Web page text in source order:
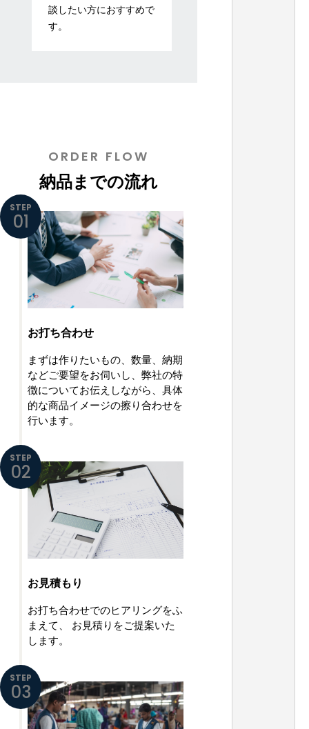
談したい方におすすめで
す。
ORDER FLOW
納品までの流れ
STEP
01
お打ち合わせ
まずは作りたいもの、数量、納期
などご要望をお伺いし、弊社の特
徴についてお伝えしながら、具体
的な商品イメージの擦り合わせを
行います。
STEP
02
お見積もり
お打ち合わせでのヒアリングをふ
まえて、
お見積りをご提案いた
します。
STEP
03